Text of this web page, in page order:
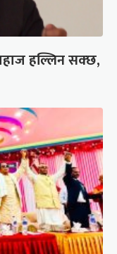
हल्लिन सक्छ,